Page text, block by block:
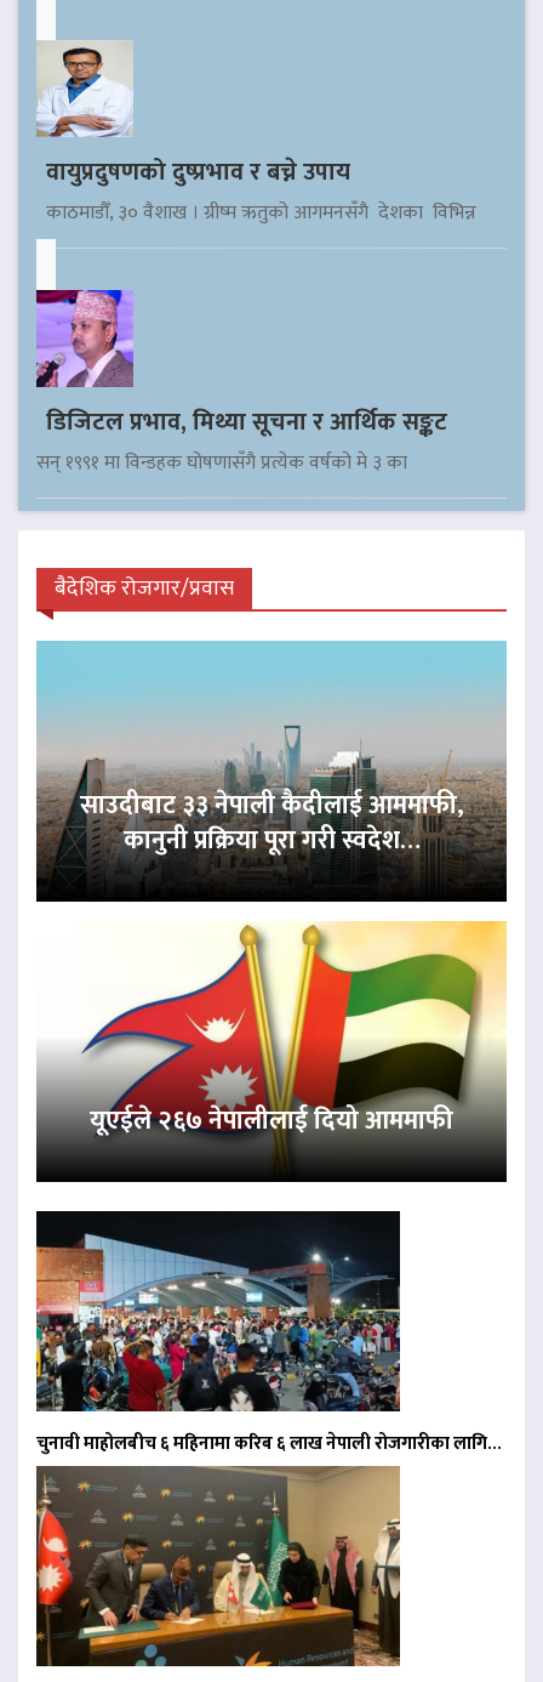
वायुप्रदुषणको दुष्प्रभाव र बच्ने उपाय
काठमाडौँ, ३० वैशाख । ग्रीष्म ऋतुको आगमनसँगै देशका विभिन्न
डिजिटल प्रभाव, मिथ्या सूचना र आर्थिक सङ्कट
सन् १९९१ मा विन्डहक घोषणासँगै प्रत्येक वर्षको मे ३ का
बैदेशिक रोजगार/प्रवास
साउदीबाट ३३ नेपाली कैदीलाई आममाफी,
कानुनी प्रक्रिया पूरा गरी स्वदेश…
यूएईले २६७ नेपालीलाई दियो आममाफी
चुनावी माहोलबीच ६ महिनामा करिब ६ लाख नेपाली रोजगारीका लागि…